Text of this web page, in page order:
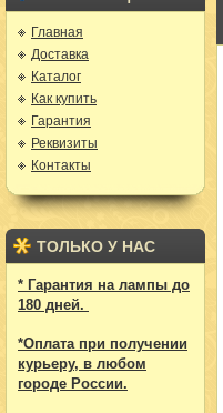
Главная
Доставка
Каталог
Как купить
Гарантия
Реквизиты
Контакты
ТОЛЬКО У НАС
* Гарантия на лампы до
180 дней.
*Оплата при получении
курьеру, в любом
городе России.